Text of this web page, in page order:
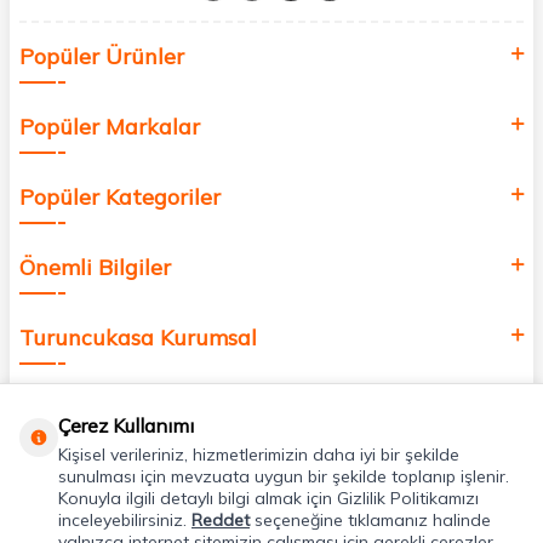
değer katmak için bize katılın!
Popüler Ürünler
Popüler Markalar
Popüler Kategoriler
Önemli Bilgiler
Turuncukasa Kurumsal
Uygulamalarımız
Çerez Kullanımı
Kişisel verileriniz, hizmetlerimizin daha iyi bir şekilde
sunulması için mevzuata uygun bir şekilde toplanıp işlenir.
Konuyla ilgili detaylı bilgi almak için Gizlilik Politikamızı
inceleyebilirsiniz. Reddetseçeneğine tıklamanız halinde